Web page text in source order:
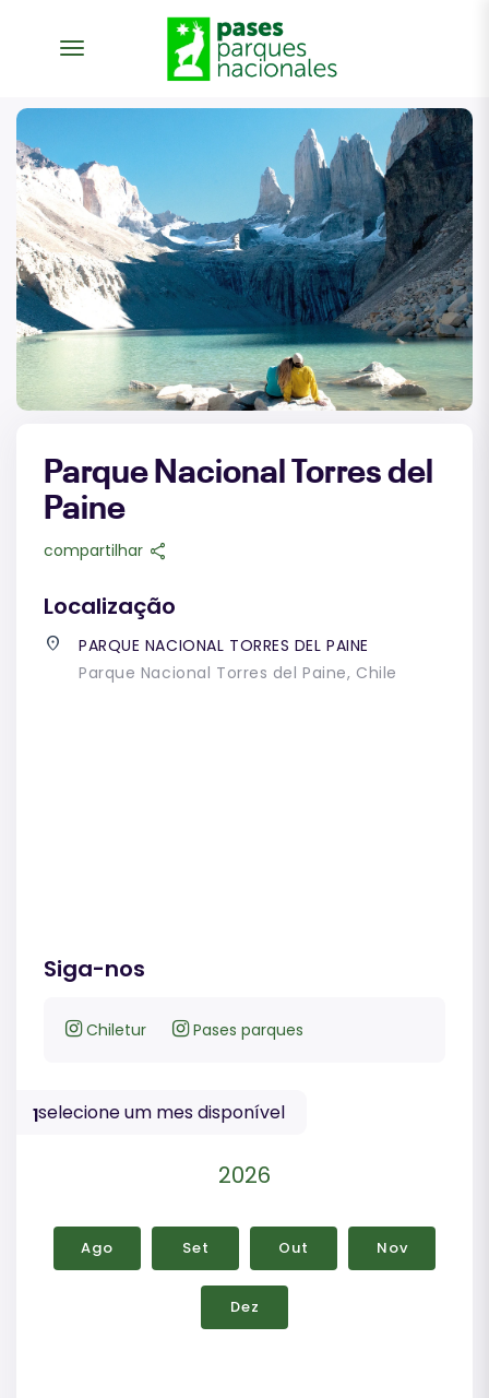
alternar navegação
Parque Nacional Torres del
Paine
compartilhar share
Localização
place
PARQUE NACIONAL TORRES DEL PAINE
Parque Nacional Torres del Paine, Chile
Siga-nos
Chiletur Pases parques
selecione um mes disponível
1
2026
Ago Set Out Nov
Dez